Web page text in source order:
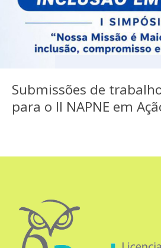
Submissões de
para o II NAPNE em